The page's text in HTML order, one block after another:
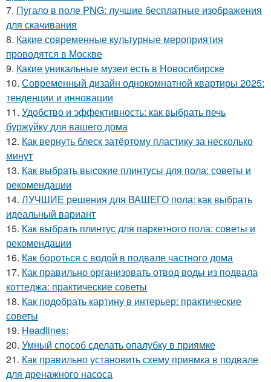
7. Пугало в поле PNG: лучшие бесплатные изображения
для скачивания
8. Какие современные культурные мероприятия
проводятся в Москве
9. Какие уникальные музеи есть в Новосибирске
10. Современный дизайн однокомнатной квартиры 2025:
тенденции и инновации
11. Удобство и эффективность: как выбрать печь
буржуйку для вашего дома
12. Как вернуть блеск затёртому пластику за несколько
минут
13. Как выбрать высокие плинтусы для пола: советы и
рекомендации
14. ЛУЧШИЕ решения для ВАШЕГО пола: как выбрать
идеальный вариант
15. Как выбрать плинтус для паркетного пола: советы и
рекомендации
16. Как бороться с водой в подвале частного дома
17. Как правильно организовать отвод воды из подвала
коттеджа: практические советы
18. Как подобрать картину в интерьер: практические
советы
19. Headlines:
20. Умный способ сделать опалубку в приямке
21. Как правильно установить схему приямка в подвале
для дренажного насоса